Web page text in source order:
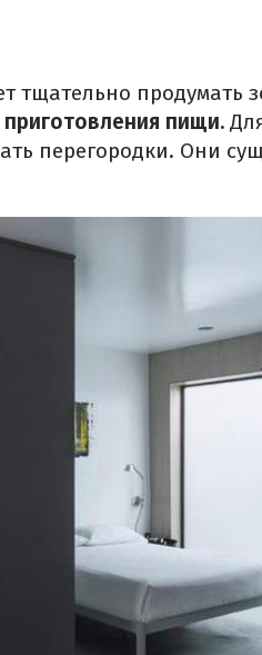
тщательно продумать
пищи.
перегородки. Они